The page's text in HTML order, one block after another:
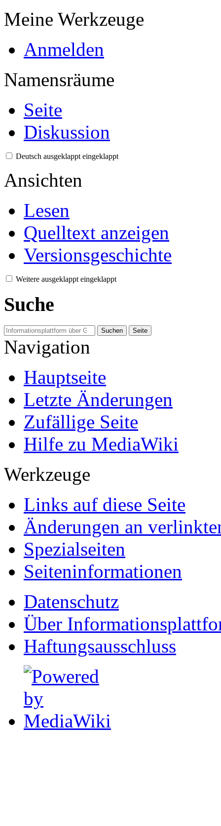
Meine Werkzeuge
Anmelden
Namensräume
Seite
Diskussion
Deutsch ausgeklappt eingeklappt
Ansichten
Lesen
Quelltext anzeigen
Versionsgeschichte
Weitere ausgeklappt eingeklappt
Suche
Navigation
Hauptseite
Letzte Änderungen
Zufällige Seite
Hilfe zu MediaWiki
Werkzeuge
Links auf diese Seite
Änderungen an
Spezialseiten
Seiten­informationen
Datenschutz
Über
Haftungsausschluss